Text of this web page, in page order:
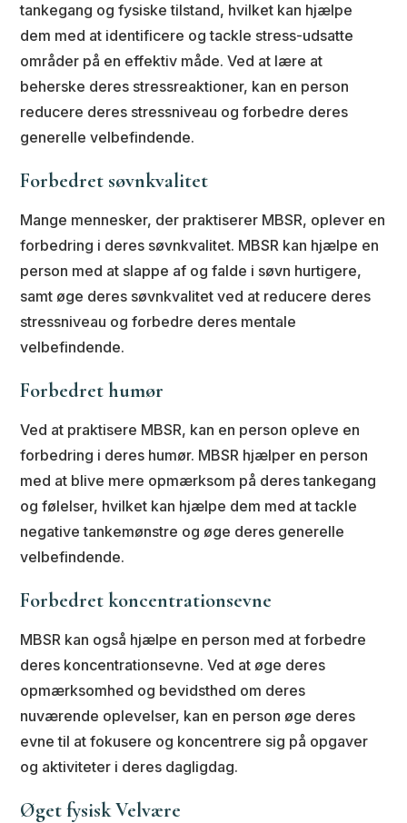
tankegang og fysiske tilstand, hvilket kan hjælpe
dem med at identificere og tackle stress-udsatte
områder på en effektiv måde. Ved at lære at
beherske deres stressreaktioner, kan en person
reducere deres stressniveau og forbedre deres
generelle velbefindende.
Forbedret søvnkvalitet
Mange mennesker, der praktiserer MBSR, oplever en
forbedring i deres søvnkvalitet. MBSR kan hjælpe en
person med at slappe af og falde i søvn hurtigere,
samt øge deres søvnkvalitet ved at reducere deres
stressniveau og forbedre deres mentale
velbefindende.
Forbedret humør
Ved at praktisere MBSR, kan en person opleve en
forbedring i deres humør. MBSR hjælper en person
med at blive mere opmærksom på deres tankegang
og følelser, hvilket kan hjælpe dem med at tackle
negative tankemønstre og øge deres generelle
velbefindende.
Forbedret koncentrationsevne
MBSR kan også hjælpe en person med at forbedre
deres koncentrationsevne. Ved at øge deres
opmærksomhed og bevidsthed om deres
nuværende oplevelser, kan en person øge deres
evne til at fokusere og koncentrere sig på opgaver
og aktiviteter i deres dagligdag.
Øget fysisk Velvære